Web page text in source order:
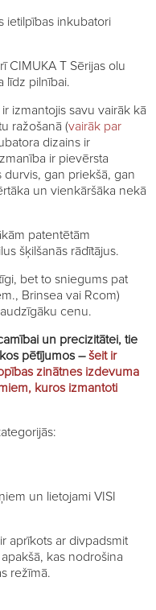
ietilpības inkubatori
CIMUKA T Sērijas olu
līdz pilnībai.
izmantojis savu vairāk kā
ražošanā (vairāk par
dizains ir
ir pievērsta
gan priekšā, gan
un vienkāršāka nekā
patentētām
šķilšanās rādītājus.
bet to sniegums pat
Brinsea vai Rcom)
cenu.
un precizitātei, tie
pētījumos –šeit ir
zinātnes izdevuma
kuros izmantoti
un lietojami VISI
aprīkots ar divpadsmit
kas nodrošina
režīmā.